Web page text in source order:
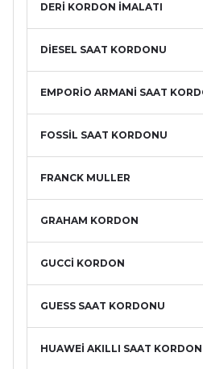
DERİ KORDON İMALATI
DİESEL SAAT KORDONU
EMPORİO ARMANİ SAAT
FOSSİL SAAT KORDONU
FRANCK MULLER
GRAHAM KORDON
GUCCİ KORDON
GUESS SAAT KORDONU
HUAWEİ AKILLI SAAT